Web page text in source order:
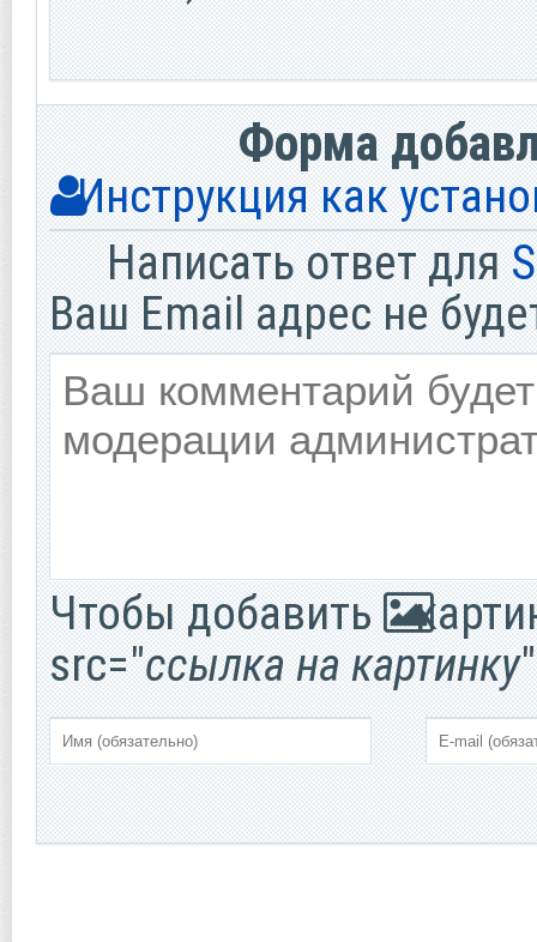
Форма
Инструкция как
Написать ответ для
Ваш Email адрес не
Чтобы добавить
src="ссылка на картинку